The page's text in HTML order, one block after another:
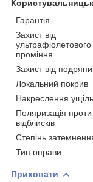
Гарантія
Захист від
ультрафіолетового
проміння
Захист від
Локальний покрив
Накреслення
Поляризація проти
відблисків
Степінь
Тип оправи
Приховати